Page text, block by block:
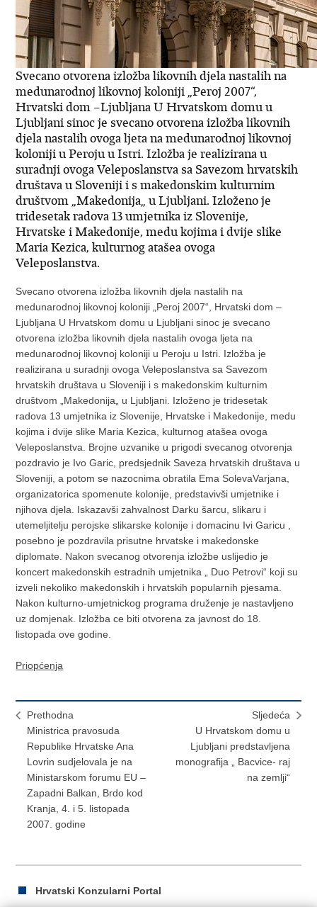
Svecano otvorena izložba likovnih djela nastalih na
medunarodnoj likovnoj koloniji „Peroj 2007“,
Hrvatski dom –Ljubljana U Hrvatskom domu u
Ljubljani sinoc je svecano otvorena izložba likovnih
djela nastalih ovoga ljeta na medunarodnoj likovnoj
koloniji u Peroju u Istri. Izložba je realizirana u
suradnji ovoga Veleposlanstva sa Savezom hrvatskih
društava u Sloveniji i s makedonskim kulturnim
društvom „Makedonija„ u Ljubljani. Izloženo je
tridesetak radova 13 umjetnika iz Slovenije,
Hrvatske i Makedonije, medu kojima i dvije slike
Maria Kezica, kulturnog atašea ovoga
Veleposlanstva.
Svecano otvorena izložba likovnih djela nastalih na
medunarodnoj likovnoj koloniji „Peroj 2007“, Hrvatski dom –
Ljubljana U Hrvatskom domu u Ljubljani sinoc je svecano
otvorena izložba likovnih djela nastalih ovoga ljeta na
medunarodnoj likovnoj koloniji u Peroju u Istri. Izložba je
realizirana u suradnji ovoga Veleposlanstva sa Savezom
hrvatskih društava u Sloveniji i s makedonskim kulturnim
društvom „Makedonija„ u Ljubljani. Izloženo je tridesetak
radova 13 umjetnika iz Slovenije, Hrvatske i Makedonije, medu
kojima i dvije slike Maria Kezica, kulturnog atašea ovoga
Veleposlanstva. Brojne uzvanike u prigodi svecanog otvorenja
pozdravio je Ivo Garic, predsjednik Saveza hrvatskih društava u
Sloveniji, a potom se nazocnima obratila Ema SolevaVarjana,
organizatorica spomenute kolonije, predstavivši umjetnike i
njihova djela. Iskazavši zahvalnost Darku šarcu, slikaru i
utemeljitelju perojske slikarske kolonije i domacinu Ivi Garicu ,
posebno je pozdravila prisutne hrvatske i makedonske
diplomate. Nakon svecanog otvorenja izložbe uslijedio je
koncert makedonskih estradnih umjetnika „ Duo Petrovi“ koji su
izveli nekoliko makedonskih i hrvatskih popularnih pjesama.
Nakon kulturno-umjetnickog programa druženje je nastavljeno
uz domjenak. Izložba ce biti otvorena za javnost do 18.
listopada ove godine.
Priopćenja
Prethodna
Ministrica pravosuda
Republike Hrvatske Ana
Lovrin sudjelovala je na
Ministarskom forumu EU –
Zapadni Balkan, Brdo kod
Kranja, 4. i 5. listopada
2007. godine
Sljedeća
U Hrvatskom domu u
Ljubljani predstavljena
monografija „ Bacvice- raj
na zemlji“
Hrvatski Konzularni Portal